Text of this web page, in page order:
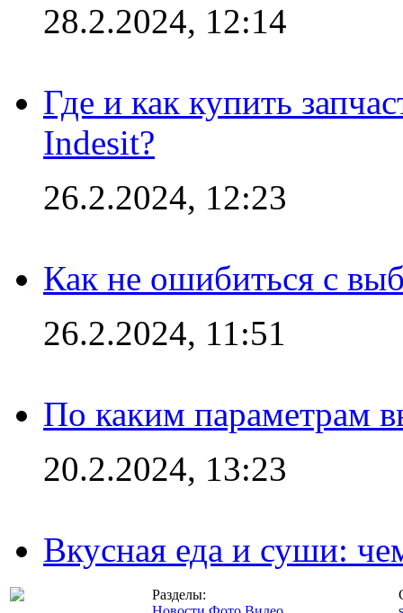
28.2.2024, 12:14
Где и как купить
Indesit?
26.2.2024, 12:23
Как не ошибиться с
26.2.2024, 11:51
По каким параметрам
20.2.2024, 13:23
Вкусная еда и суши:
Разделы: